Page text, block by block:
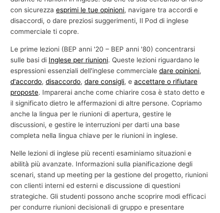
con sicurezzaesprimi le tue opinioni, navigare tra accordi e
disaccordi, o dare preziosi suggerimenti, Il Pod di inglese
commerciale ti copre.
Le prime lezioni (BEP anni '20 – BEP anni '80) concentrarsi
sulle basi di Inglese per riunioni. Queste lezioni riguardano le
espressioni essenziali dell'inglese commercialedare opinioni,
d'accordo,disaccordo,dare consigli, eaccettare o rifiutare
proposte. Imparerai anche come chiarire cosa è stato detto e
il significato dietro le affermazioni di altre persone. Copriamo
anche la lingua per le riunioni di apertura, gestire le
discussioni, e gestire le interruzioni per darti una base
completa nella lingua chiave per le riunioni in inglese.
Nelle lezioni di inglese più recenti esaminiamo situazioni e
abilità più avanzate. Informazioni sulla pianificazione degli
scenari, stand up meeting per la gestione del progetto, riunioni
con clienti interni ed esterni e discussione di questioni
strategiche. Gli studenti possono anche scoprire modi efficaci
per condurre riunioni decisionali di gruppo e presentare
l
e